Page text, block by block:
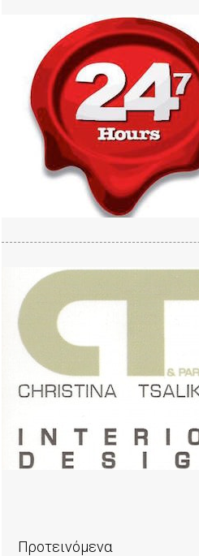
Προτεινόμενα